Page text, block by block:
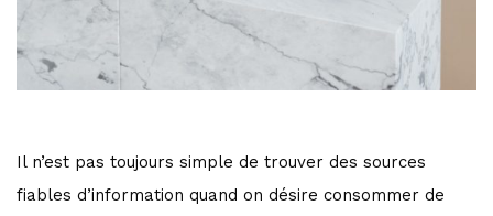
Il n’est pas toujours simple de trouver des sources
fiables d’information quand on désire consommer de